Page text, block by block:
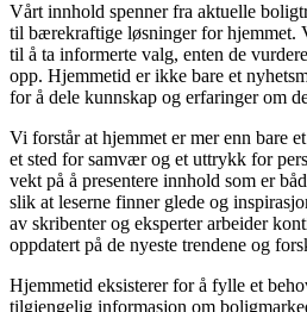
Vårt innhold spenner fra aktuelle
til bærekraftige løsninger for hjemmet.
til å ta informerte valg, enten de
opp. Hjemmetid er ikke bare et
for å dele kunnskap og erfaringer om
Vi forstår at hjemmet er mer enn bare
et sted for samvær og et uttrykk for
vekt på å presentere innhold som er
slik at leserne finner glede og
av skribenter og eksperter arbeider
oppdatert på de nyeste trendene og
Hjemmetid eksisterer for å fylle et
tilgjengelig informasjon om